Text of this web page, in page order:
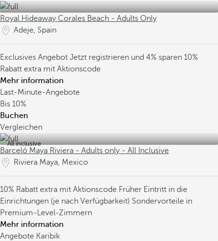
Royal Hideaway Corales Beach - Adults Only
Adeje, Spain
Exclusives Angebot Jetzt registrieren und 4% sparen 10%
Rabatt extra mit Aktionscode
Mehr information
Last-Minute-Angebote
Bis 10%
Buchen
Vergleichen
All inclusive
Barceló Maya Riviera - Adults only - All Inclusive
Riviera Maya, Mexico
10% Rabatt extra mit Aktionscode Früher Eintritt in die
Einrichtungen (je nach Verfügbarkeit) Sondervorteile in
Premium-Level-Zimmern
Mehr information
Angebote Karibik